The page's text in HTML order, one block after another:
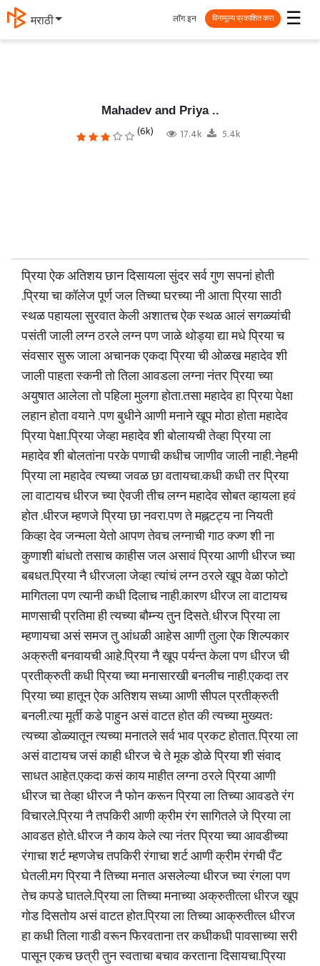
मराठी ☰
लॉग इन विनामूल्य प्रकाशित करा
Mahadev and Priya ..
(6k) 17.4k 5.4k
प्रिया ऐक अतिशय छान दिसायला सुंदर सर्व गुण सपनां होती
.प्रिया चा कॉलेज पूर्ण जल तिच्या घरच्या नी आता प्रिया साठी
स्थळ पहायला सुरवात केली अशातच ऐक स्थळ आलं सगळ्यांची
पसंती जाली लग्न ठरले लग्न पण जाळे थोड्या द्या मधे प्रिया च
संवसार सुरू जाला अचानक एकदा प्रिया ची ओळख महादेव शी
जाली पाहता स्कनी तो तिला आवडला लग्ना नंतर प्रिया च्या
अयुषात आलेला तो पहिला मुलगा होता.तसा महादेव हा प्रिया पेक्षा
लहान होता वयाने .पण बुधीने आणी मनाने खूप मोठा होता महादेव
प्रिया पेक्षा.प्रिया जेव्हा महादेव शी बोलायची तेव्हा प्रिया ला
महादेव शी बोलतांना परके पणाची कधीच जाणीव जाली नाही. नेहमी
प्रिया ला महादेव त्यच्या जवळ छा वतायचा.कधी कधी तर प्रिया
ला वाटायच धीरज च्या ऐवजी तीच लग्न महादेव सोबत व्हायला हवं
होत .धीरज म्हणजे प्रिया छा नवरा.पण ते मह्नटट्य ना नियती
किव्हा देव जन्मला येतो आपण तेवच लग्नाची गाठ क्ज्ण शी ना
कुणाशी बांधतो तसाच काहीस जल असावं प्रिया आणी धीरज च्या
बबधत.प्रिया नै धीरजला जेव्हा त्यांचं लग्न ठरले खूप वेळा फोटो
मागितला पण त्यानी कधी दिलाच नाही.कारण धीरज ला वाटायच
माणसाची प्रतिमा ही त्यच्या बौम्न्य तुन दिसते. धीरज प्रिया ला
म्हणायचा असं समज तु आंधळी आहेस आणी तुला ऐक शिल्पकार
अक्रुती बनवायची आहे.प्रिया नै खूप पर्यन्त केला पण धीरज ची
प्रतीक्रुती कधी प्रिया च्या मनासारखी बनलीच नाही.एकदा तर
प्रिया च्या हातून ऐक अतिशय सध्या आणी सीपल प्रतीक्रुती
बनली.त्या मूर्ती कडे पाहुन असं वाटत होत की त्यच्या मुख्यतः
त्यच्या डोळ्यातून त्यच्या मनातले सर्व भाव प्रकट होतात. प्रिया ला
असं वाटायच जसं काही धीरज चे ते मूक डोळे प्रिया शी संवाद
साधत आहेत.एकदा कसं काय माहीत लग्ना ठरले प्रिया आणी
धीरज चा तेव्हा धीरज नै फोन करून प्रिया ला तिच्या आवडते रंग
विचारले.प्रिया नै तपकिरी आणी क्रीम रंग सागितले जे प्रिया ला
आवडत होते. धीरज नै काय केले त्या नंतर प्रिया च्या आवडीच्या
रंगाचा शर्ट म्हणजेच तपकिरी रंगाचा शर्ट आणी क्रीम रंगची पँट
घेतली.मग प्रिया नै तिच्या मनात असलेल्या धीरज च्या रंगला पण
तेच कपडे घातले.प्रिया ला तिच्या मनाच्या अक्रुतीत्ला धीरज खूप
गोड दिसतोय असं वाटत होत.प्रिया ला तिच्या आक्रुतीत्ल धीरज
हा कधी तिला गाडी वरून फिरवताना तर कधीकधी पावसाच्या सरी
पासून एकच छत्री तुन स्वताचा बचाव करताना दिसायचा.प्रिया